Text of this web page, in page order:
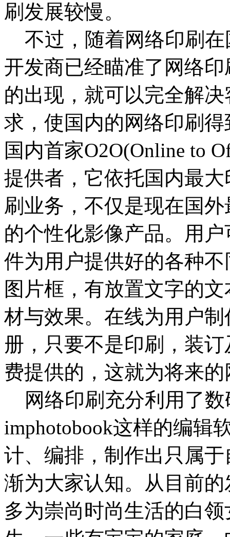
刷发展较慢。
不过，随着网络印刷在
开发商已经瞄准了网络
的出现，就可以完全解
求，使国内的网络印刷
国内首家O2O(Online to
提供者，它依托国内最
刷业务，不仅是现在国
的个性化影像产品。用
件为用户提供好的各种
图片框，有放置文字的
材与效果。在线为用户
册，只要不是印刷，装
费提供的，这就为将来
网络印刷充分利用了数
imphotobook这样的编辑
计、编排，制作出只属
渐为大家认知。从目前
多为崇尚时尚生活的白